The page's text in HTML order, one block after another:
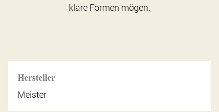
Hersteller
Meister
klare Formen mögen.